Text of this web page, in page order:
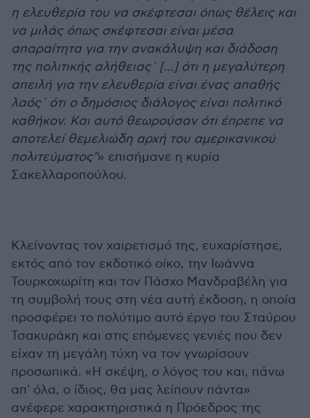
η ελευθερία του να σκέφτεσαι όπως θέλεις και
να μιλάς όπως σκέφτεσαι είναι μέσα
απαραίτητα για την ανακάλυψη και διάδοση
της πολιτικής αλήθειας˙ […] ότι η μεγαλύτερη
απειλή για την ελευθερία είναι ένας απαθής
λαός˙ ότι ο δημόσιος διάλογος είναι πολιτικό
καθήκον. Και αυτό θεωρούσαν ότι έπρεπε να
αποτελεί θεμελιώδη αρχή του αμερικανικού
πολιτεύματος"» επισήμανε η κυρία
Σακελλαροπούλου.
Κλείνοντας τον χαιρετισμό της, ευχαρίστησε,
εκτός από τον εκδοτικό οίκο, την Ιωάννα
Τουρκοχωρίτη και τον Πάσχο Μανδραβέλη για
τη συμβολή τους στη νέα αυτή έκδοση, η οποία
προσφέρει το πολύτιμο αυτό έργο του Σταύρου
Τσακυράκη και στις επόμενες γενιές που δεν
είχαν τη μεγάλη τύχη να τον γνωρίσουν
προσωπικά. «Η σκέψη, ο λόγος του και, πάνω
απ' όλα, ο ίδιος, θα μας λείπουν πάντα»
ανέφερε χαρακτηριστικά η Πρόεδρος της